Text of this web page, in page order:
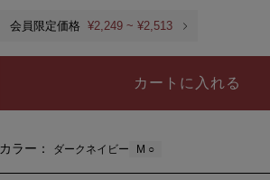
会員限定価格 ¥2,249 ~ ¥2,513
カートに入れる
カラー： ダークネイビー M ○